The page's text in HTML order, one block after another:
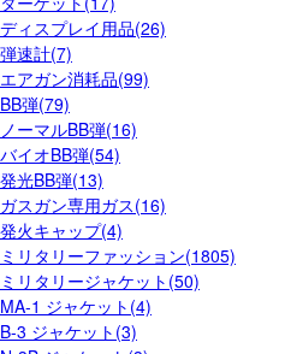
ディスプレイ用品(26)
弾速計(7)
エアガン消耗品(99)
BB弾(79)
ノーマルBB弾(16)
バイオBB弾(54)
発光BB弾(13)
ガスガン専用ガス(16)
発火キャップ(4)
ミリタリーファッション(1805)
ミリタリージャケット(50)
MA-1 ジャケット(4)
B-3 ジャケット(3)